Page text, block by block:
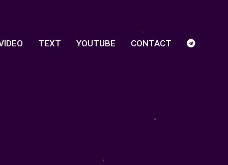
TEXT YOUTUBE CONTACT